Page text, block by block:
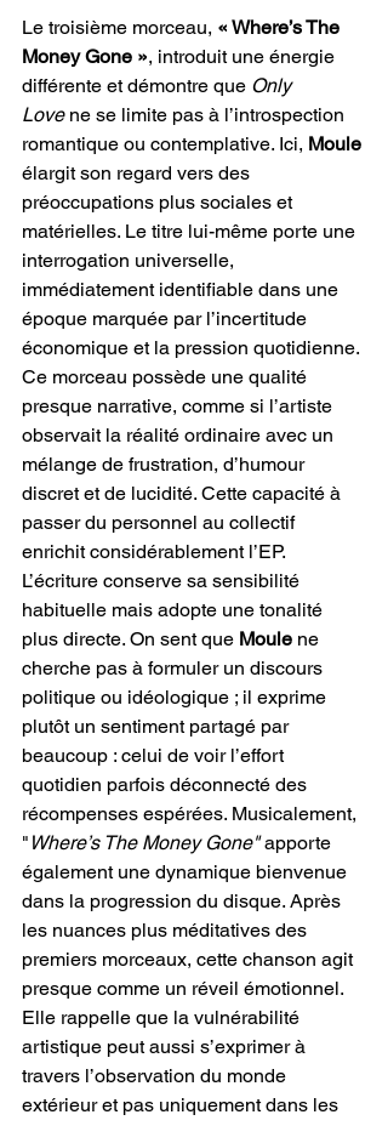
Le troisième morceau, « Where’s The
Money Gone », introduit une énergie
différente et démontre que Only
Love ne se limite pas à l’introspection
romantique ou contemplative. Ici, Moule
élargit son regard vers des
préoccupations plus sociales et
matérielles. Le titre lui-même porte une
interrogation universelle,
immédiatement identifiable dans une
époque marquée par l’incertitude
économique et la pression quotidienne.
Ce morceau possède une qualité
presque narrative, comme si l’artiste
observait la réalité ordinaire avec un
mélange de frustration, d’humour
discret et de lucidité. Cette capacité à
passer du personnel au collectif
enrichit considérablement l’EP.
L’écriture conserve sa sensibilité
habituelle mais adopte une tonalité
plus directe. On sent que Moule ne
cherche pas à formuler un discours
politique ou idéologique ; il exprime
plutôt un sentiment partagé par
beaucoup : celui de voir l’effort
quotidien parfois déconnecté des
récompenses espérées. Musicalement,
" Where’s The Money Gone" apporte
également une dynamique bienvenue
dans la progression du disque. Après
les nuances plus méditatives des
premiers morceaux, cette chanson agit
presque comme un réveil émotionnel.
Elle rappelle que la vulnérabilité
artistique peut aussi s’exprimer à
travers l’observation du monde
extérieur et pas uniquement dans les